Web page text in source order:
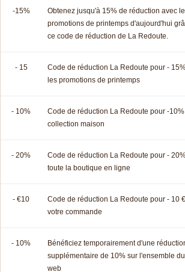
-15%
Obtenez jusqu'à 15% de réduction avec
promotions de printemps d'aujourd'hui
ce code de réduction de La Redoute.
- 15
Code de réduction La Redoute pour -
les promotions de printemps
- 10%
Code de réduction La Redoute pour -
collection maison
- 20%
Code de réduction La Redoute pour -
toute la boutique en ligne
- €10
Code de réduction La Redoute pour - 10
votre commande
- 10%
Bénéficiez temporairement d'une
supplémentaire de 10% sur l'ensemble
web